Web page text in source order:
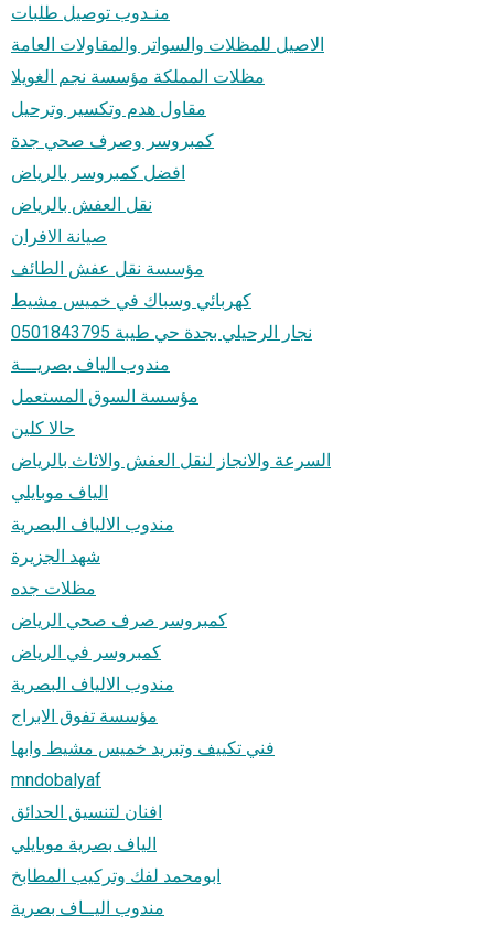
منـدوب توصيل طلبات
الاصيل للمظلات والسواتر والمقاولات العامة
مظلات المملكة مؤسسة نجم الغويلا
مقاول هدم وتكسير وترحيل
كمبروسر وصرف صحي جدة
افضل كمبروسر بالرياض
نقل العفش بالرياض
صيانة الافران
مؤسسة نقل عفش الطائف
كهربائي وسباك في خميس مشيط
نجار الرحيلي بجدة حي طيبة 0501843795
مندوب الياف بصريـــة
مؤسسة السوق المستعمل
حالا كلين
السرعة والانجاز لنقل العفش والاثاث بالرياض
الياف موبايلي
مندوب الالياف البصرية
شهد الجزيرة
مظلات جده
كمبروسر صرف صحي الرياض
كمبروسر في الرياض
مندوب الالياف البصرية
مؤسسة تفوق الابراج
فني تكييف وتبريد خميس مشيط وابها
mndobalyaf
افنان لتنسيق الحدائق
الياف بصرية موبايلي
ابومحمد لفك وتركيب المطابخ
مندوب اليــاف بصرية